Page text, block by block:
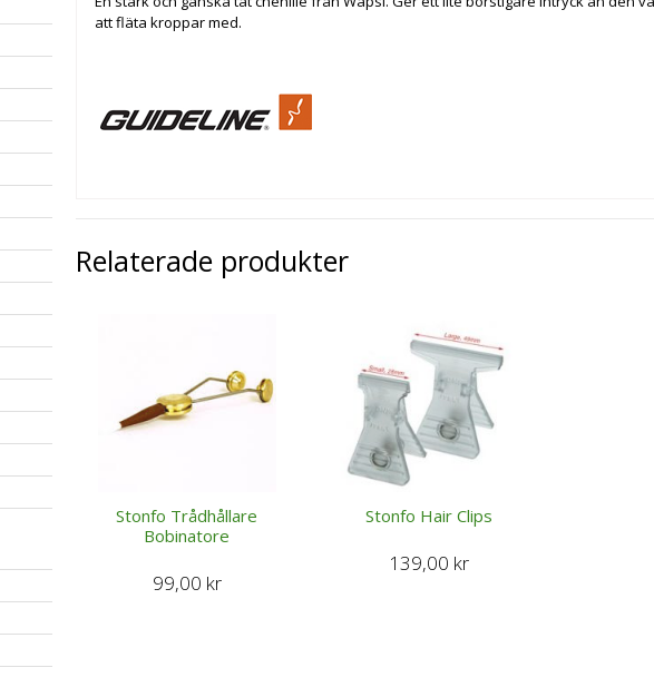
att fläta kroppar med.
Relaterade produkter
Stonfo Trådhållare
Bobinatore
99,00 kr
Stonfo Hair Clips
139,00 kr